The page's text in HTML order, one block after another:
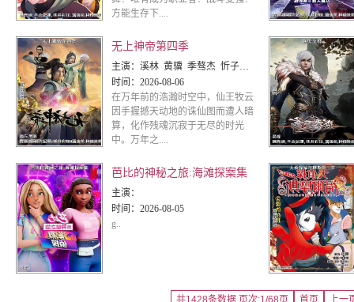
方能生存下....
无上神帝第四季
主演： 溪林 黄骥 季骜杰 忻子约 关帅 钟巍 蘭若镝 张妮 徐翔 Akira明 烈之流星 默伶 鎏金 史克
时间： 2026-08-06
在万年前的浩瀚时空中，仙王牧云
因手握撼天动地的诛仙图而遭人暗
算，化作残魂沉寂于无尽的时光
中。万年之....
芭比的神秘之旅:海滩探案集
主演：
时间： 2026-08-05
g..
共1428条数据 页次:1/68页 首页 上一